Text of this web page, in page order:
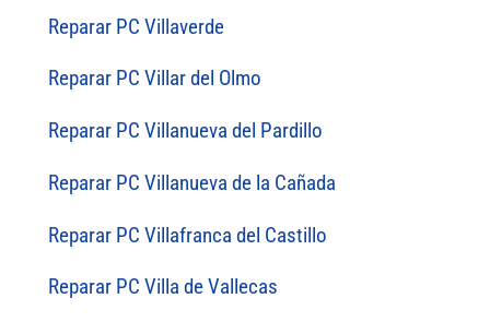
Reparar PC Villaverde
Reparar PC Villar del Olmo
Reparar PC Villanueva del Pardillo
Reparar PC Villanueva de la Cañada
Reparar PC Villafranca del Castillo
Reparar PC Villa de Vallecas